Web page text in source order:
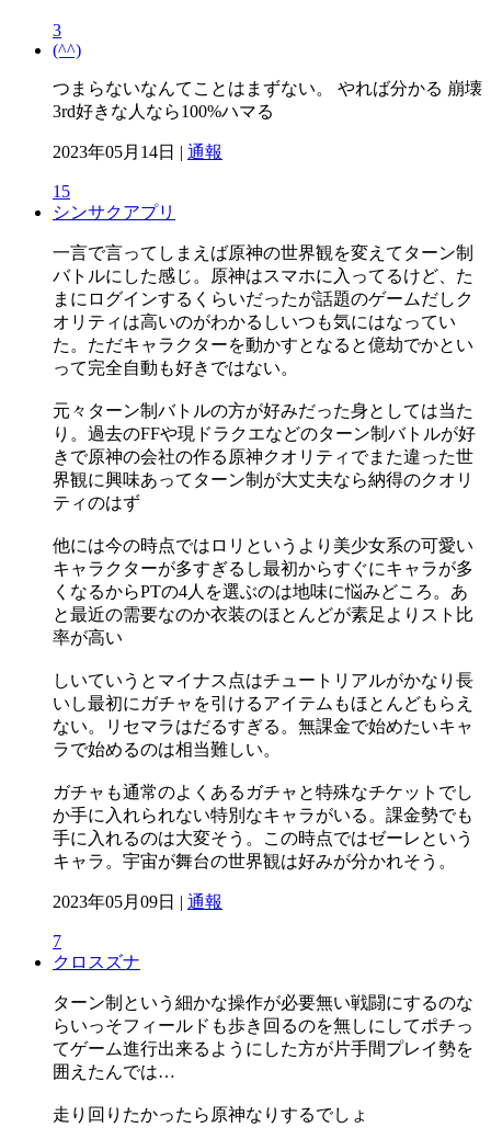
3
(^^)
つまらないなんてことはまずない。 やれば分かる 崩壊
3rd好きな人なら100%ハマる
2023年05月14日 | 通報
15
シンサクアプリ
一言で言ってしまえば原神の世界観を変えてターン制
バトルにした感じ。原神はスマホに入ってるけど、た
まにログインするくらいだったが話題のゲームだしク
オリティは高いのがわかるしいつも気にはなってい
た。ただキャラクターを動かすとなると億劫でかとい
って完全自動も好きではない。
元々ターン制バトルの方が好みだった身としては当た
り。過去のFFや現ドラクエなどのターン制バトルが好
きで原神の会社の作る原神クオリティでまた違った世
界観に興味あってターン制が大丈夫なら納得のクオリ
ティのはず
他には今の時点ではロリというより美少女系の可愛い
キャラクターが多すぎるし最初からすぐにキャラが多
くなるからPTの4人を選ぶのは地味に悩みどころ。あ
と最近の需要なのか衣装のほとんどが素足よりスト比
率が高い
しいていうとマイナス点はチュートリアルがかなり長
いし最初にガチャを引けるアイテムもほとんどもらえ
ない。リセマラはだるすぎる。無課金で始めたいキャ
ラで始めるのは相当難しい。
ガチャも通常のよくあるガチャと特殊なチケットでし
か手に入れられない特別なキャラがいる。課金勢でも
手に入れるのは大変そう。この時点ではゼーレという
キャラ。宇宙が舞台の世界観は好みが分かれそう。
2023年05月09日 | 通報
7
クロスズナ
ターン制という細かな操作が必要無い戦闘にするのな
らいっそフィールドも歩き回るのを無しにしてポチっ
てゲーム進行出来るようにした方が片手間プレイ勢を
囲えたんでは…
走り回りたかったら原神なりするでしょ